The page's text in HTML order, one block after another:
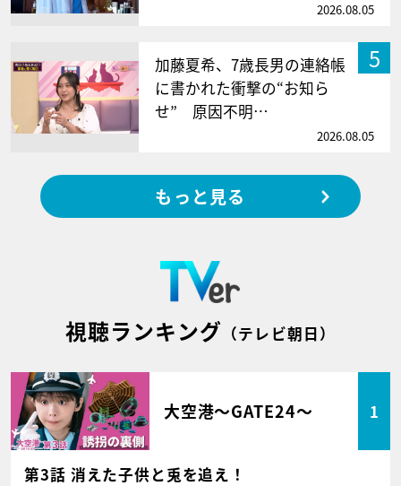
2026.08.05
5
加藤夏希、7歳長男の連絡帳
に書かれた衝撃の“お知ら
せ” 原因不明…
2026.08.05
もっと見る
視聴ランキング （テレビ朝日）
大空港～GATE24～ 1
第3話 消えた子供と兎を追え！